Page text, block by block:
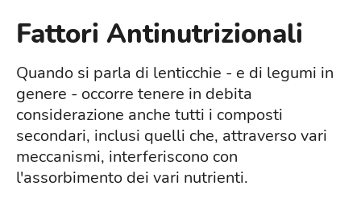
Fattori Antinutrizionali
Quando si parla di lenticchie - e di legumi in
genere - occorre tenere in debita
considerazione anche tutti i composti
secondari, inclusi quelli che, attraverso vari
meccanismi, interferiscono con
l'assorbimento dei vari nutrienti.